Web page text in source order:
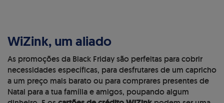
WiZink, um aliado
As promoções da Black Friday são perfeitas para cobrir
necessidades específicas, para desfrutares de um capricho
a um preço mais barato ou para comprares presentes de
Natal para a tua família e amigos, poupando algum